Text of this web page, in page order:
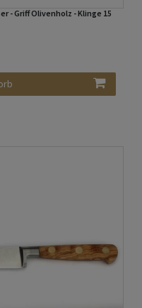
- Griff Olivenholz - Klinge 15